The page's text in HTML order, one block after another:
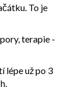
To je
terapie -
lépe už po 3